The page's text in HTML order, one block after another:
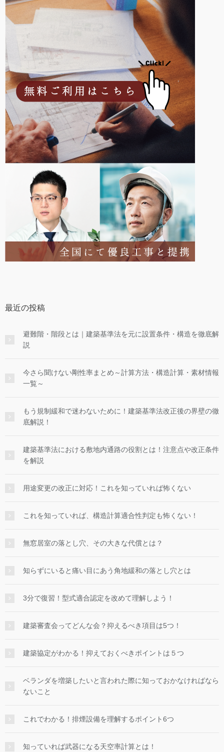
最近の投稿
避難階・階段とは｜建築基準法を元に設置条件・構造を徹底解
説
今さら聞けない剛性率まとめ～計算方法・構造計算・素材情報
一覧～
もう規制緩和で迷わないために！建築基準法改正後の界壁の徹
底解説！
建築基準法における敷地内通路の役割とは！注意点や改正条件
を解説
用途変更の改正に対応！これを知っていれば怖くない
これを知っていれば、構造計算適合性判定も怖くない！
無窓居室の落とし穴、その大きな代償とは？
知らずにいると痛い目にあう角地緩和の落とし穴とは
3分で復習！型式適合認定を改めて理解しよう！
建築審査会ってどんな会？抑えるべき項目は5つ！
建築協定がわかる！抑えておくべきポイントは５つ
ベランダを増築したいと言われた際に知っておかなければなら
ないこと
これでわかる！排煙設備を理解するポイント6つ
知っていれば武器になる天空率計算とは！